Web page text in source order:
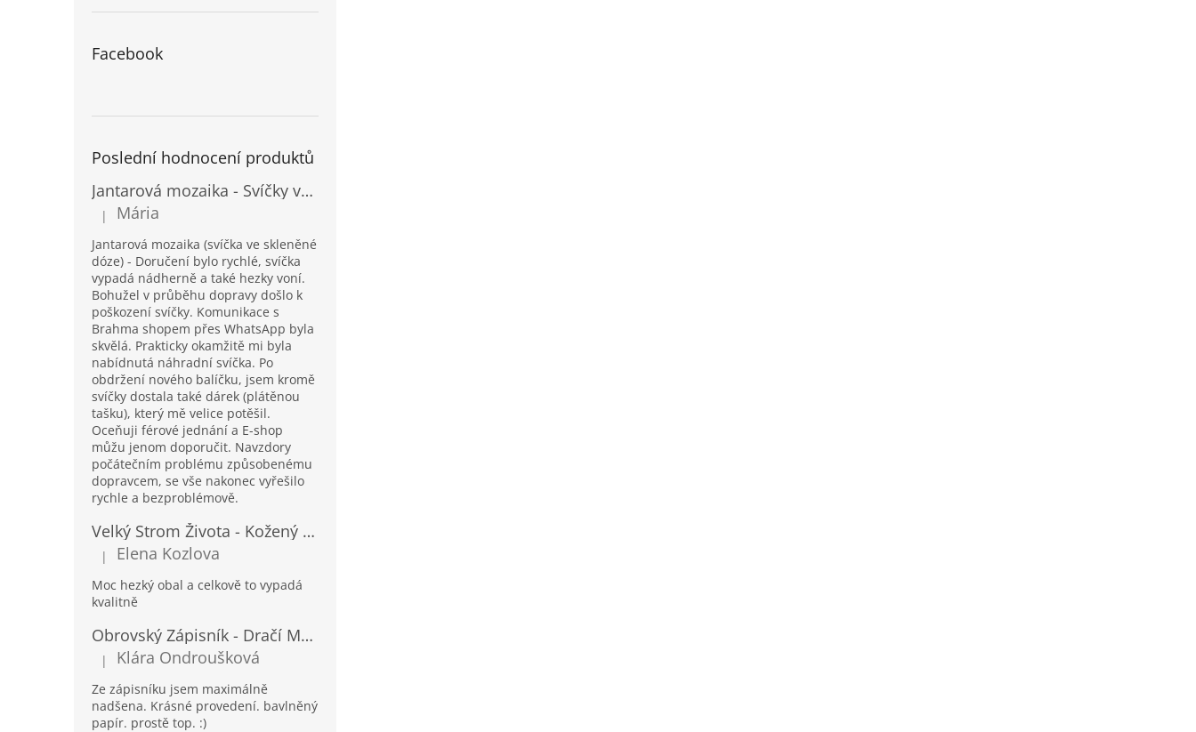
Facebook
Poslední hodnocení produktů
Jantarová mozaika - Svíčky ve skleněných dózách - Vysoké
Hodnocení produktu je 5 z 5 hvězdiček.
| Mária
Jantarová mozaika (svíčka ve skleněné
dóze) - Doručení bylo rychlé, svíčka
vypadá nádherně a také hezky voní.
Bohužel v průběhu dopravy došlo k
poškození svíčky. Komunikace s
Brahma shopem přes WhatsApp byla
skvělá. Prakticky okamžitě mi byla
nabídnutá náhradní svíčka. Po
obdržení nového balíčku, jsem kromě
svíčky dostala také dárek (plátěnou
tašku), který mě velice potěšil.
Oceňuji férové jednání a E-shop
můžu jenom doporučit. Navzdory
počátečním problému způsobenému
dopravcem, se vše nakonec vyřešilo
rychle a bezproblémově.
Velký Strom Života - Kožený Zápisník se Šňůrkou a Kamínkem - 20x16x2cm - 160 Stran
Hodnocení produktu je 5 z 5 hvězdiček.
| Elena Kozlova
Moc hezký obal a celkově to vypadá
kvalitně
Obrovský Zápisník - Dračí Mandala s Chakra Kameny - 100 Stran - 25x34cm
Hodnocení produktu je 5 z 5 hvězdiček.
| Klára Ondroušková
Ze zápisníku jsem maximálně
nadšena. Krásné provedení. bavlněný
papír. prostě top. :)